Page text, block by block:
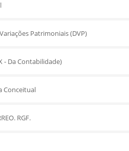
Patrimoniais (DVP)
- Da Contabilidade)
Conceitual
RGF.